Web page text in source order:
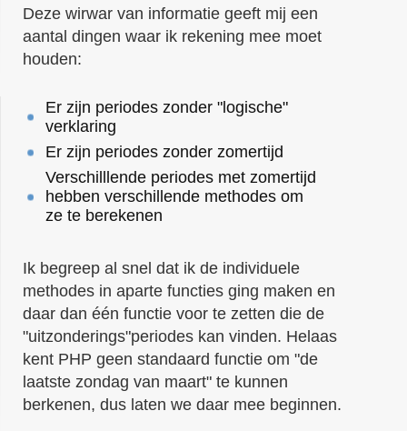
Deze wirwar van informatie geeft mij een
aantal dingen waar ik rekening mee moet
houden:
Er zijn periodes zonder "logische"
verklaring
Er zijn periodes zonder zomertijd
Verschilllende periodes met zomertijd
hebben verschillende methodes om
ze te berekenen
Ik begreep al snel dat ik de individuele
methodes in aparte functies ging maken en
daar dan één functie voor te zetten die de
"uitzonderings"periodes kan vinden. Helaas
kent PHP geen standaard functie om "de
laatste zondag van maart" te kunnen
berkenen, dus laten we daar mee beginnen.